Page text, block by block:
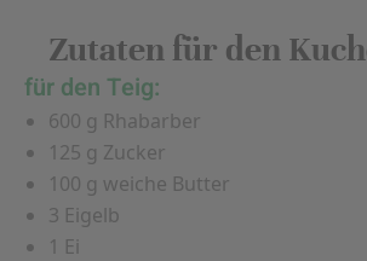
Zutaten für den
für den Teig:
600 g Rhabarber
125 g Zucker
100 g weiche Butter
3 Eigelb
1 Ei